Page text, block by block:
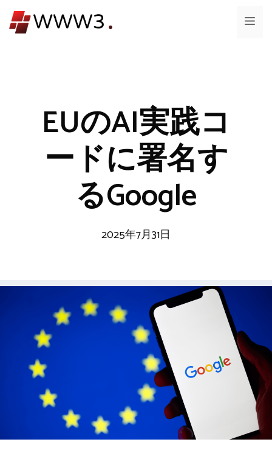
ン
メ
EUのAI実践コ
ードに署名す
るGoogle
2025年7月31日